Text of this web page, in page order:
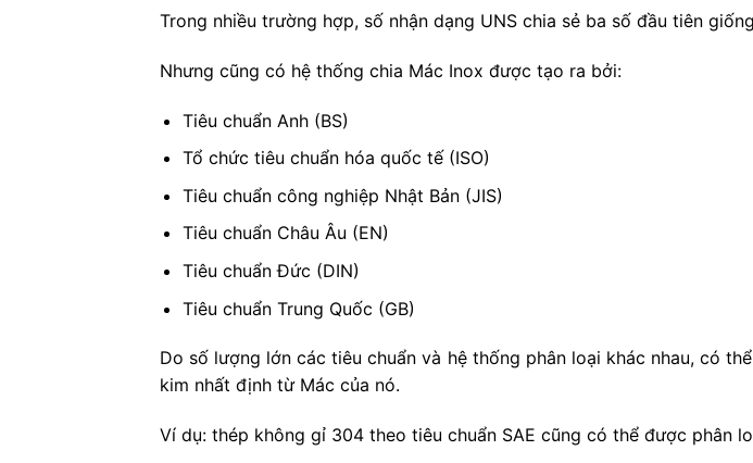
Trong nhiều trường hợp, số nhận dạng UNS chia sẻ ba số đầu tiên
Nhưng cũng có hệ thống chia Mác Inox được tạo ra bởi:
Tiêu chuẩn Anh (BS)
Tổ chức tiêu chuẩn hóa quốc tế (ISO)
Tiêu chuẩn công nghiệp Nhật Bản (JIS)
Tiêu chuẩn Châu Âu (EN)
Tiêu chuẩn Đức (DIN)
Tiêu chuẩn Trung Quốc (GB)
Do số lượng lớn các tiêu chuẩn và hệ thống phân loại khác nhau, có
kim nhất định từ Mác của nó.
Ví dụ: thép không gỉ 304 theo tiêu chuẩn SAE cũng có thể được phân